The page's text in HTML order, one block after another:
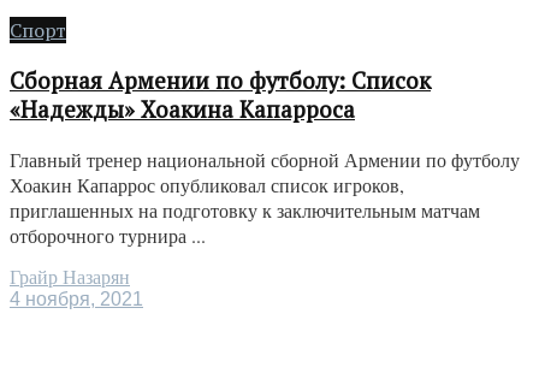
Спорт
Сборная Армении по футболу: Список
«Надежды» Хоакина Капарроса
Главный тренер национальной сборной Армении по футболу
Хоакин Капаррос опубликовал список игроков,
приглашенных на подготовку к заключительным матчам
отборочного турнира ...
Грайр Назарян
4 ноября, 2021